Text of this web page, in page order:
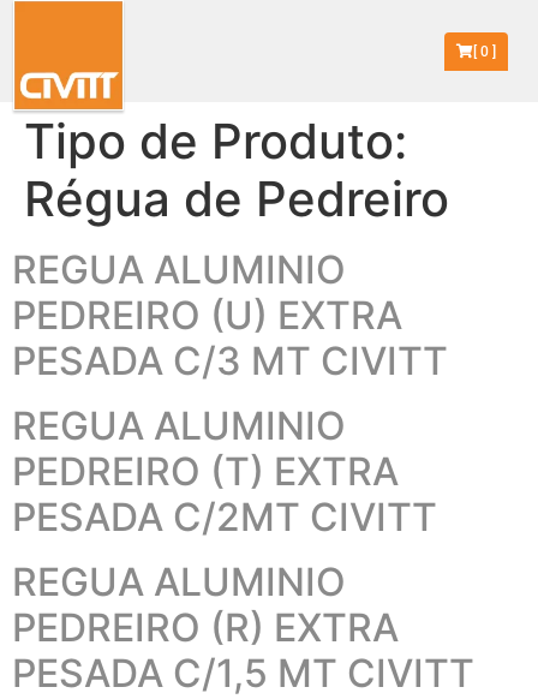
[0]
Tipo de Produto:
Régua de Pedreiro
REGUA ALUMINIO
PEDREIRO (U) EXTRA
PESADA C/3 MT CIVITT
REGUA ALUMINIO
PEDREIRO (T) EXTRA
PESADA C/2MT CIVITT
REGUA ALUMINIO
PEDREIRO (R) EXTRA
PESADA C/1,5 MT CIVITT